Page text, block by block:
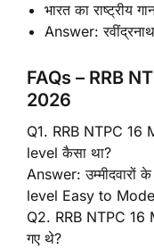
भारत का राष्ट्रीय
Answer:
FAQs – RRB
2026
Q1. RRB NTPC
level कैसा था?
Answer:
level Easy to
Q2. RRB NTPC
गए थे?